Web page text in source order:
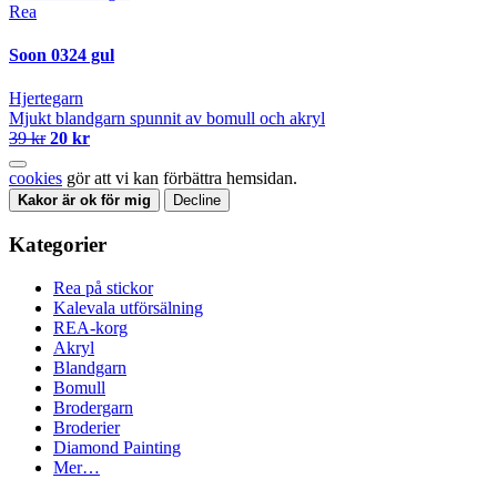
Rea
Soon 0324 gul
Hjertegarn
Mjukt blandgarn spunnit av bomull och akryl
39 kr 20 kr
cookies gör att vi kan förbättra hemsidan.
Kakor är ok för mig Decline
Kategorier
Rea på stickor
Kalevala utförsälning
REA-korg
Akryl
Blandgarn
Bomull
Brodergarn
Broderier
Diamond Painting
Mer…